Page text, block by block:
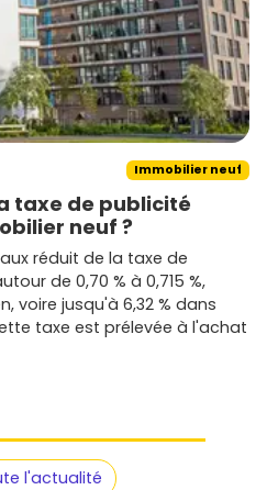
Immobilier neuf
taxe de publicité
neuf ?
réduit de la taxe de
de 0,70 % à 0,715 %,
voire jusqu'à 6,32 % dans
taxe est prélevée à l'achat
l'actualité